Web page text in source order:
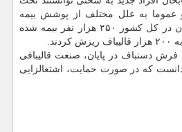
عموما به علل مختلف از پوشش بیمه
حذف شدند به نحوی که الان در کل کشور ۲۵۰ هزار نفر بیمه شده
فرش دستباف در پایان، صنعت قالیبافی
که در صورت حمایت، اشتغالزایی